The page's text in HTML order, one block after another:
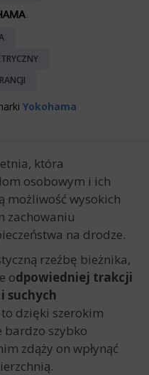
Yokohama
która
osobowym i ich
możliwość wysokich
zachowaniu
na drodze.
rzeźbę bieżnika,
odpowiedniej trakcji
suchych
to dzięki szerokim
szybko
zdąży on wpłynąć